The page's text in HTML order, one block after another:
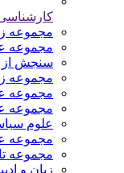
مجموعه
مجموعه
سنجش از
مجموعه
مجموعه
مجموعه
علوم
مجموعه
مجموعه
زبان و